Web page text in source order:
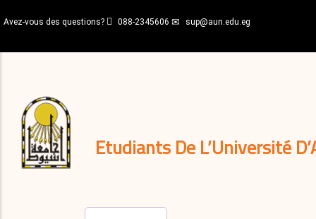
au
principal
Avez-vous des questions? 088-2345606 sup@aun.edu.eg
Etudiants De L’Université
décisions
Expatriés
Journal